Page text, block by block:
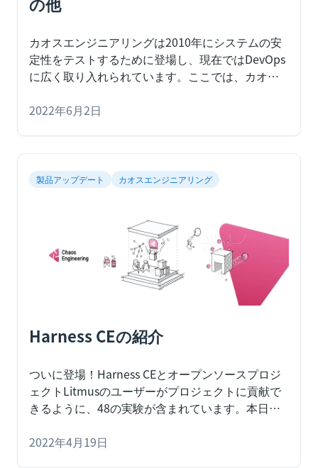
カオスエンジニアリングは2010年にシステムの安
定性をテストするために登場し、現在ではDevOps
に広く取り入れられています。ここでは、カオス
す。カオスエンジニアリングは、2010年にNetflix
LitmusChaos、Chaos Gorilla、Gremlin、Chaos
2022年6月2日
製品アップデート カオスエンジニアリング
Harness CEの紹介
ついに登場！Harness CEとオープンソースプロジ
ェクトLitmusのユーザーがプロジェクトに貢献で
きるように、48の実験が含まれています。 本日、
ールである
2022年4月19日